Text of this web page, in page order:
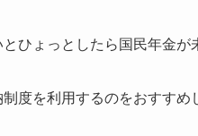
ひょっとしたら国民年金
度を利用するのをおすすめ